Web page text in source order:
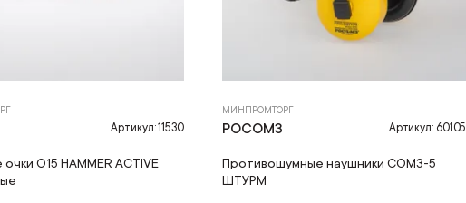
Артикул: 11530
О15 HAMMER ACTIVE
МИНПРОМТОРГ
РОСОМЗ Артикул: 60105
Противошумные наушники СОМЗ-5
ШТУРМ